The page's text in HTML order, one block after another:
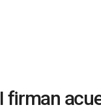
firman